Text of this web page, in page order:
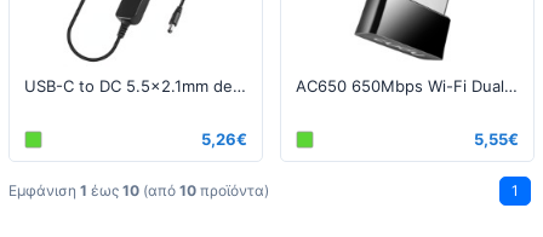
USB-C to DC 5.5x2.1mm decoy cable, PD 60W
5,26€
AC650 650Mbps Wi-Fi Dual Band USB Adapter
5,55€
Εμφάνιση 1 έως 10 (από 10 προϊόντα) 1